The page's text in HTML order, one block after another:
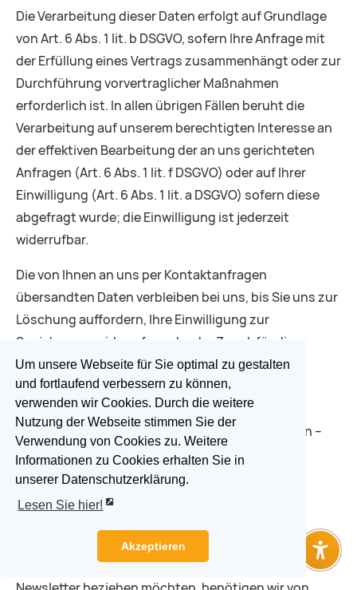
Um unsere Webseite für Sie optimal zu gestalten
und fortlaufend verbessern zu können,
verwenden wir Cookies. Durch die weitere
Nutzung der Webseite stimmen Sie der
Verwendung von Cookies zu. Weitere
Informationen zu Cookies erhalten Sie in
unserer Datenschutzerklärung.
Lesen Sie hier!
Akzeptieren
Die Verarbeitung dieser Daten erfolgt auf Grundlage
von Art. 6 Abs. 1 lit. b DSGVO, sofern Ihre Anfrage mit
der Erfüllung eines Vertrags zusammenhängt oder zur
Durchführung vorvertraglicher Maßnahmen
erforderlich ist. In allen übrigen Fällen beruht die
Verarbeitung auf unserem berechtigten Interesse an
der effektiven Bearbeitung der an uns gerichteten
Anfragen (Art. 6 Abs. 1 lit. f DSGVO) oder auf Ihrer
Einwilligung (Art. 6 Abs. 1 lit. a DSGVO) sofern diese
abgefragt wurde; die Einwilligung ist jederzeit
widerrufbar.
Die von Ihnen an uns per Kontaktanfragen
übersandten Daten verbleiben bei uns, bis Sie uns zur
Löschung auffordern, Ihre Einwilligung zur
Speicherung widerrufen oder der Zweck für die
Datenspeicherung entfällt (z. B. nach
abgeschlossener Bearbeitung Ihres Anliegens).
Zwingende gesetzliche Bestimmungen –
insbesondere gesetzliche Aufbewahrungsfristen –
bleiben unberührt.
5. Newsletter
Newsletter­daten
Wenn Sie den auf der Website angebotenen